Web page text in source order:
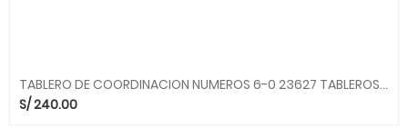
TABLERO DE COORDINACION NUMEROS 6-0 23627 TABLEROS BELEDUC bld
S/240.00